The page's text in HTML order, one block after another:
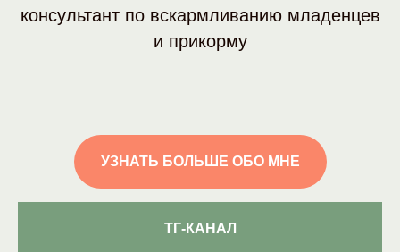
консультант по вскармливанию младенцев
и прикорму
УЗНАТЬ БОЛЬШЕ ОБО МНЕ
ТГ-КАНАЛ